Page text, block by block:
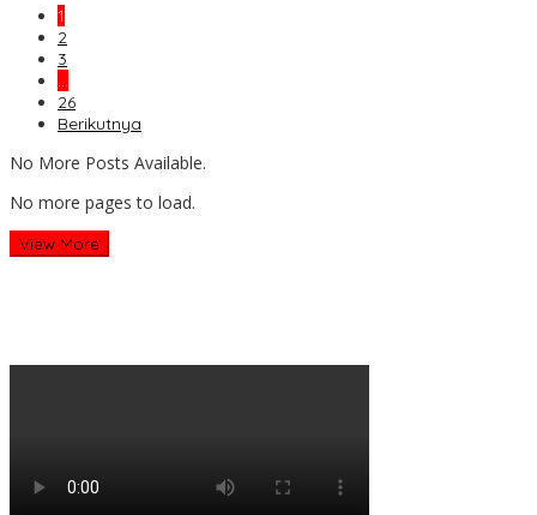
1
2
3
…
26
Berikutnya
No More Posts Available.
No more pages to load.
View More